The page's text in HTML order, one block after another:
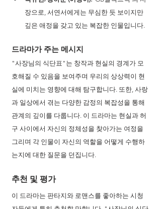
장으로, 서연서에게는 무심한 듯 보이지만
깊은 애정을 갖고 있는 복잡한 인물입니다.
드라마가 주는 메시지
"사장님의 식단표"는 창작과 현실의 경계가 모
호해질 수 있음을 보여주며 우리의 상상력이 현
실에 미치는 영향에 대해 탐구합니다. 또한, 사랑
과 일상에서 겪는 다양한 감정의 복잡성을 통해
관계의 깊이를 다룹니다. 이 드라마는 현실과 허
구 사이에서 자신의 정체성을 찾아가는 여정을
그리며 각 인물이 자신의 역할을 어떻게 수행하
는지에 대한 질문을 던집니다.
추천 및 평가
이 드라마는 판타지와 로맨스를 좋아하는 시청